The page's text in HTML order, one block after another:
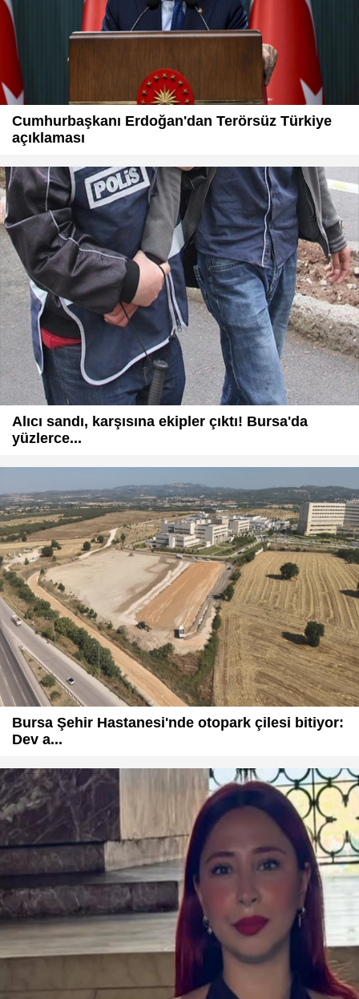
Cumhurbaşkanı Erdoğan'dan Terörsüz Türkiye
açıklaması
Alıcı sandı, karşısına ekipler çıktı! Bursa'da
yüzlerce...
Bursa Şehir Hastanesi'nde otopark çilesi bitiyor:
Dev a...